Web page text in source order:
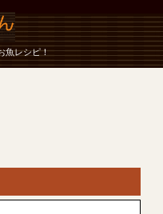
魚レシピ！